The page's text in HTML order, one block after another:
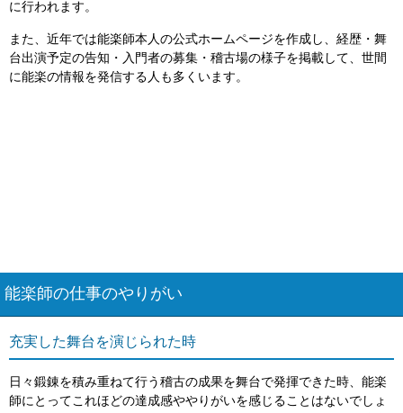
に行われます。
また、近年では能楽師本人の公式ホームページを作成し、経歴・舞
台出演予定の告知・入門者の募集・稽古場の様子を掲載して、世間
に能楽の情報を発信する人も多くいます。
能楽師の仕事のやりがい
充実した舞台を演じられた時
日々鍛錬を積み重ねて行う稽古の成果を舞台で発揮できた時、能楽
師にとってこれほどの達成感ややりがいを感じることはないでしょ